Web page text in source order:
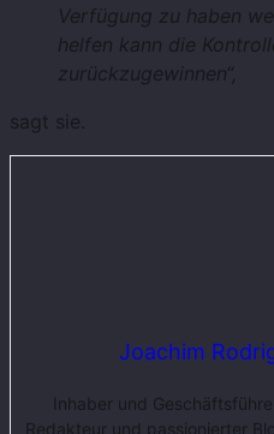
Verfügung zu haben
helfen kann die
zurückzugewinnen“,
sagt sie.
Joachim
Inhaber und
Redakteur und passionierter